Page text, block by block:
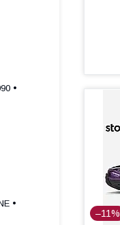
–11%
•
•